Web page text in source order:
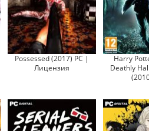
Possessed (2017) PC |
Лицензия
Harry
Deathly